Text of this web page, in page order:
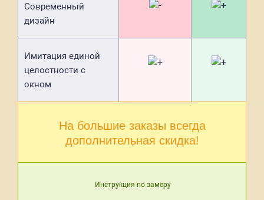
Современный
дизайн
Имитация единой
целостности с
окном
На большие заказы всегда
дополнительная скидка!
Инструкция по замеру